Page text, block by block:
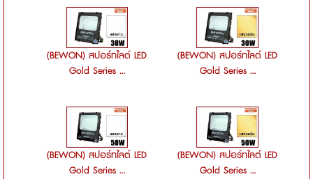
(BEWON) สปอร์ทไลต์ LED
Gold Series ...
(BEWON) สปอร์ทไลต์ LED
Gold Series ...
(BEWON) สปอร์ทไลต์ LED
Gold Series ...
(BEWON) สปอร์ทไลต์ LED
Gold Series ...